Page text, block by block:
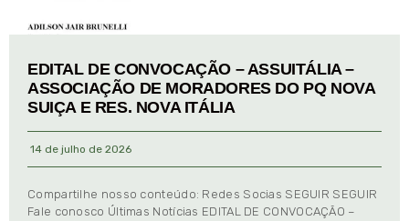
EDITAL DE CONVOCAÇÃO – ASSUITÁLIA –
ASSOCIAÇÃO DE MORADORES DO PQ NOVA
SUIÇA E RES. NOVA ITÁLIA
14 de julho de 2026
Compartilhe nosso conteúdo: Redes Socias SEGUIR SEGUIR
Fale conosco Últimas Notícias EDITAL DE CONVOCAÇÃO –